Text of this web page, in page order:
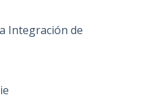
Integración de